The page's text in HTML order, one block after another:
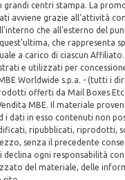
grandi centri stampa. La
avviene grazie all'attività
che all'esterno del
che rappresenta
a carico di ciascun Affiliato.
e utilizzati per
Worldwide s.p.a. - (tutti i
offerti da Mail Boxes
MBE. Il materiale
i dati in esso contenuti non
ripubblicati, riprodotti,
senza il precedente
declina ogni responsabilità
del materiale, delle